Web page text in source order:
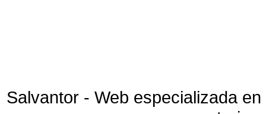
Salvantor - Web especializada